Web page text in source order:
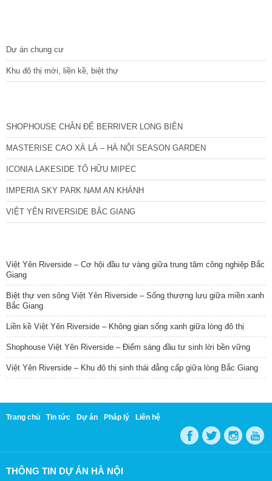
Dự án chung cư
Khu đô thị mới, liền kề, biệt thự
SHOPHOUSE CHÂN ĐẾ BERRIVER LONG BIÊN
MASTERISE CAO XÀ LÁ – HÀ NỘI SEASON GARDEN
ICONIA LAKESIDE TỐ HỮU MIPEC
IMPERIA SKY PARK NAM AN KHÁNH
VIỆT YÊN RIVERSIDE BẮC GIANG
Việt Yên Riverside – Cơ hội đầu tư vàng giữa trung tâm công nghiệp Bắc
Giang
Biệt thự ven sông Việt Yên Riverside – Sống thượng lưu giữa miền xanh
Bắc Giang
Liền kề Việt Yên Riverside – Không gian sống xanh giữa lòng đô thị
Shophouse Việt Yên Riverside – Điểm sáng đầu tư sinh lời bền vững
Việt Yên Riverside – Khu đô thị sinh thái đẳng cấp giữa lòng Bắc Giang
Trang chủ Tin tức Dự án Pháp lý Liên hệ
THÔNG TIN DỰ ÁN HÀ NỘI